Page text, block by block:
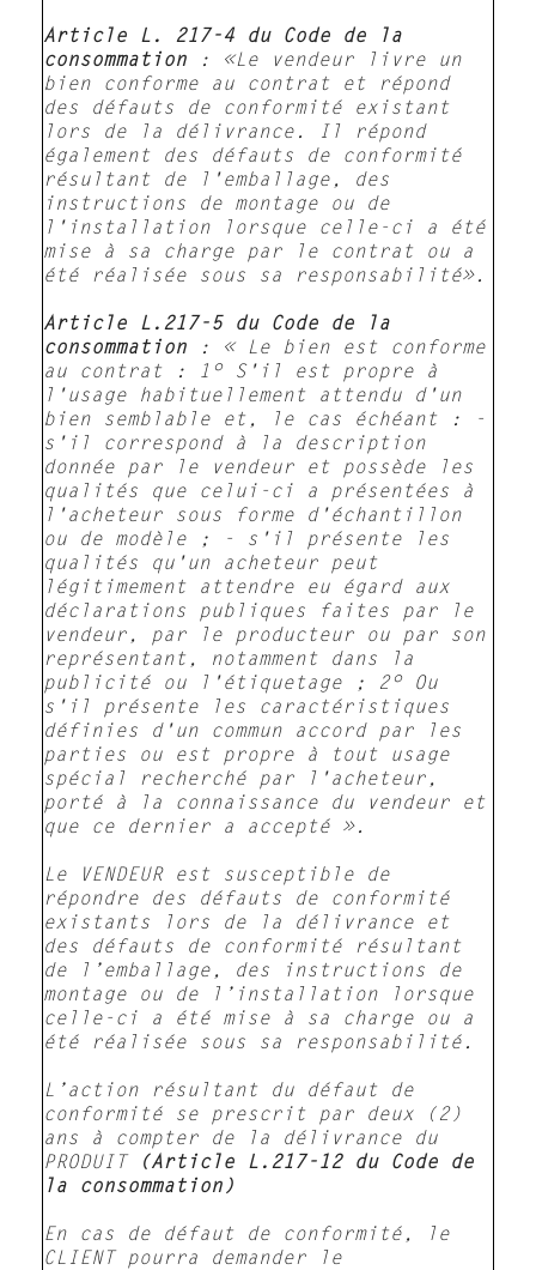
Article L. 217-4 du Code de la
consommation : «Le vendeur livre un
bien conforme au contrat et répond
des défauts de conformité existant
lors de la délivrance. Il répond
également des défauts de conformité
résultant de l'emballage, des
instructions de montage ou de
l'installation lorsque celle-ci a été
mise à sa charge par le contrat ou a
été réalisée sous sa responsabilité».
Article L.217-5 du Code de la
consommation : « Le bien est conforme
au contrat : 1° S'il est propre à
l'usage habituellement attendu d'un
bien semblable et, le cas échéant : -
s'il correspond à la description
donnée par le vendeur et possède les
qualités que celui-ci a présentées à
l'acheteur sous forme d'échantillon
ou de modèle ; - s'il présente les
qualités qu'un acheteur peut
légitimement attendre eu égard aux
déclarations publiques faites par le
vendeur, par le producteur ou par son
représentant, notamment dans la
publicité ou l'étiquetage ; 2° Ou
s'il présente les caractéristiques
définies d'un commun accord par les
parties ou est propre à tout usage
spécial recherché par l'acheteur,
porté à la connaissance du vendeur et
que ce dernier a accepté ».
Le VENDEUR est susceptible de
répondre des défauts de conformité
existants lors de la délivrance et
des défauts de conformité résultant
de l’emballage, des instructions de
montage ou de l’installation lorsque
celle-ci a été mise à sa charge ou a
été réalisée sous sa responsabilité.
L’action résultant du défaut de
conformité se prescrit par deux (2)
ans à compter de la délivrance du
PRODUIT
(Article L.217-12 du Code de
la consommation)
En cas de défaut de conformité, le
CLIENT pourra demander le